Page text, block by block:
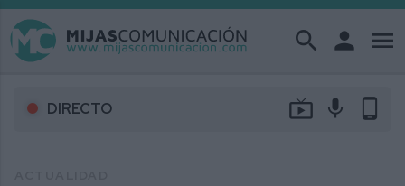
search person menu
DIRECTO live_tv mic phone_android